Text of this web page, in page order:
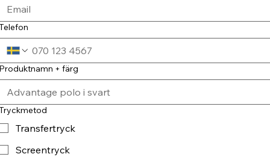
+ färg
Transfertryck
Screentryck